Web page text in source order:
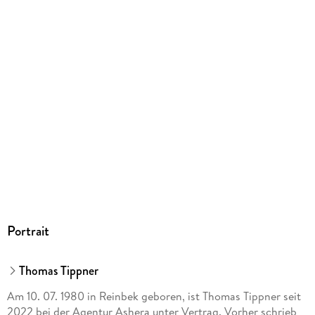
Portrait
Thomas Tippner
Am 10. 07. 1980 in Reinbek geboren, ist Thomas Tippner seit
2022 bei der Agentur Ashera unter Vertrag. Vorher schrieb